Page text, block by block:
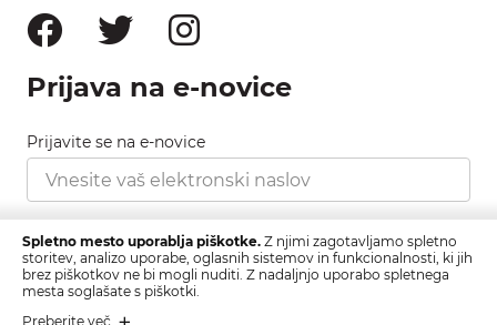
Prijava na e-novice
Prijavite se na e-novice
Strinjam se s pravilnikom zasebnosti, ki ga najdete
tukaj.
Spletno mesto uporablja piškotke. Z njimi zagotavljamo spletno
storitev, analizo uporabe, oglasnih sistemov in funkcionalnosti, ki jih
brez piškotkov ne bi mogli nuditi. Z nadaljnjo uporabo spletnega
mesta soglašate s piškotki.
Preberite več